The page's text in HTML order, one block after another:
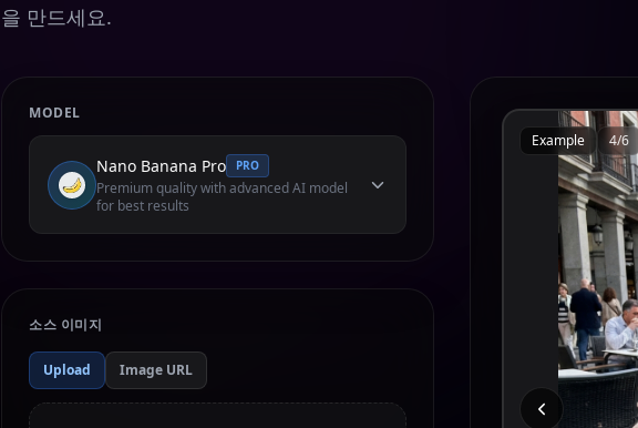
을 만드세요.
MODEL
Nano Banana Pro PRO
Premium quality with advanced AI model
for best results
소스 이미지
Upload Image URL
Example 4/6